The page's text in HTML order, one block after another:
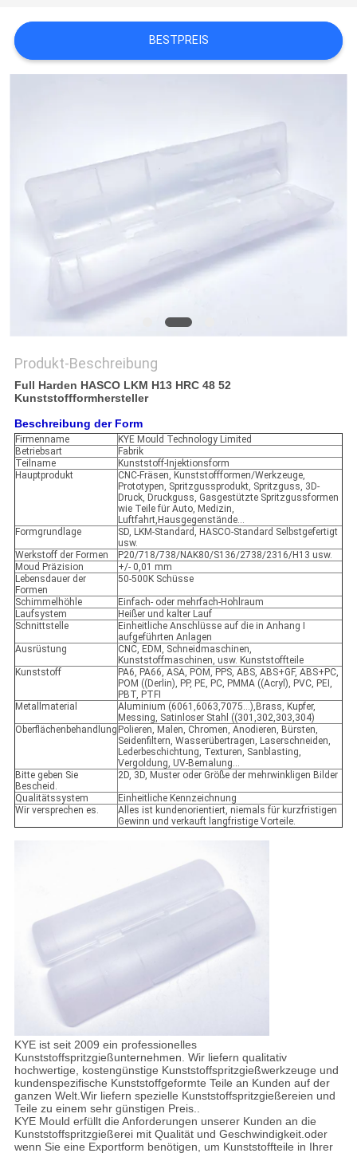
SIE
EIN
ZITAT
PRIVACY
POLICY
BESTPREIS
Produkt-Beschreibung
Full Harden HASCO LKM H13 HRC 48 52
Kunststoffformhersteller
Beschreibung der Form
Firmenname
KYE Mould Technology Limited
Betriebsart
Fabrik
Teilname
Kunststoff-Injektionsform
Hauptprodukt
CNC-Fräsen, Kunststoffformen/Werkzeuge,
Prototypen, Spritzgussprodukt, Spritzguss, 3D-
Druck, Druckguss, Gasgestützte Spritzgussformen
wie Teile für Auto, Medizin,
Luftfahrt,Hausgegenstände...
Formgrundlage
SD, LKM-Standard, HASCO-Standard Selbstgefertigt
usw.
Werkstoff der Formen
P20/718/738/NAK80/S136/2738/2316/H13 usw.
Moud Präzision
+/- 0,01 mm
Lebensdauer der
Formen
50-500K Schüsse
Schimmelhöhle
Einfach- oder mehrfach-Hohlraum
Laufsystem
Heißer und kalter Lauf
Schnittstelle
Einheitliche Anschlüsse auf die in Anhang I
aufgeführten Anlagen
Ausrüstung
CNC, EDM, Schneidmaschinen,
Kunststoffmaschinen, usw. Kunststoffteile
Kunststoff
PA6, PA66, ASA, POM, PPS, ABS, ABS+GF, ABS+PC,
POM ((Derlin), PP, PE, PC, PMMA ((Acryl), PVC, PEI,
PBT, PTFI
Metallmaterial
Aluminium (6061,6063,7075...),Brass, Kupfer,
Messing, Satinloser Stahl ((301,302,303,304)
Oberflächenbehandlung Polieren, Malen, Chromen, Anodieren, Bürsten,
Seidenfiltern, Wasserübertragen, Laserschneiden,
Lederbeschichtung, Texturen, Sanblasting,
Vergoldung, UV-Bemalung...
Bitte geben Sie
Bescheid.
2D, 3D, Muster oder Größe der mehrwinkligen Bilder
Qualitätssystem
Einheitliche Kennzeichnung
Wir versprechen es.
Alles ist kundenorientiert, niemals für kurzfristigen
Gewinn und verkauft langfristige Vorteile.
KYE ist seit 2009 ein professionelles
Kunststoffspritzgießunternehmen. Wir liefern qualitativ
hochwertige, kostengünstige Kunststoffspritzgießwerkzeuge und
kundenspezifische Kunststoffgeformte Teile an Kunden auf der
ganzen Welt.Wir liefern spezielle Kunststoffspritzgießereien und
Teile zu einem sehr günstigen Preis..
KYE Mould erfüllt die Anforderungen unserer Kunden an die
Kunststoffspritzgießerei mit Qualität und Geschwindigkeit.oder
wenn Sie eine Exportform benötigen, um Kunststoffteile in Ihrer